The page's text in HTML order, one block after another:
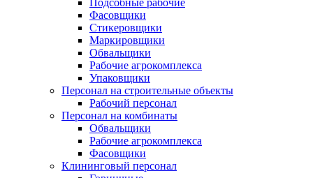
Подсобные рабочие
Фасовщики
Стикеровщики
Маркировщики
Обвальщики
Рабочие агрокомплекса
Упаковщики
Персонал на строительные объекты
Рабочий персонал
Персонал на комбинаты
Обвальщики
Рабочие агрокомплекса
Фасовщики
Клининговый персонал